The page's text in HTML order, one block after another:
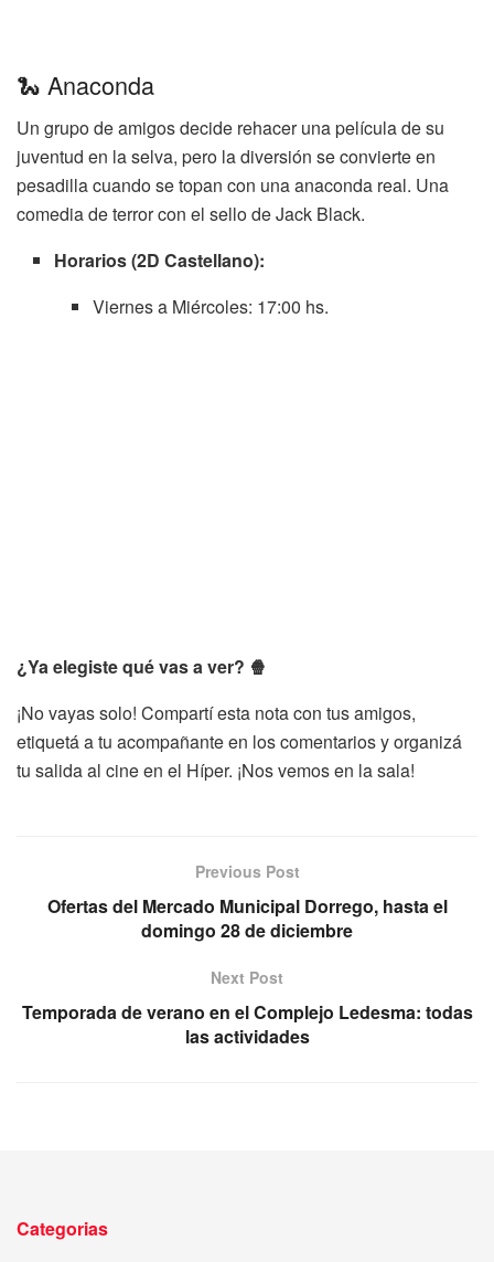
🐍 Anaconda
Un grupo de amigos decide rehacer una película de su
juventud en la selva, pero la diversión se convierte en
pesadilla cuando se topan con una anaconda real. Una
comedia de terror con el sello de Jack Black.
Horarios (2D Castellano):
Viernes a Miércoles: 17:00 hs.
¿Ya elegiste qué vas a ver? 🍿
¡No vayas solo! Compartí esta nota con tus amigos,
etiquetá a tu acompañante en los comentarios y organizá
tu salida al cine en el Híper. ¡Nos vemos en la sala!
Previous Post
Ofertas del Mercado Municipal Dorrego, hasta el
domingo 28 de diciembre
Next Post
Temporada de verano en el Complejo Ledesma: todas
las actividades
Categorias